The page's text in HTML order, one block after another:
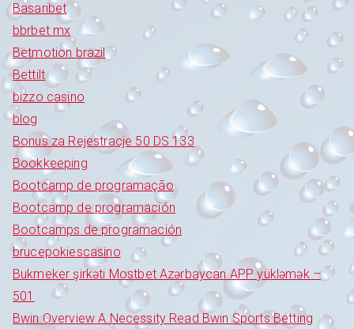
Basaribet
bbrbet mx
Betmotion brazil
Bettilt
bizzo casino
blog
Bonus za Rejestracje 50 DS 133
Bookkeeping
Bootcamp de programação
Bootcamp de programación
Bootcamps de programación
brucepokiescasino
Bukmeker şirkəti Mostbet Azərbaycan APP yükləmək –
501
Bwin Overview A Necessity Read Bwin Sports Betting